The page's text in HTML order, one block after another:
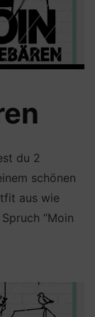
du 2
schönen
aus wie
“Moin